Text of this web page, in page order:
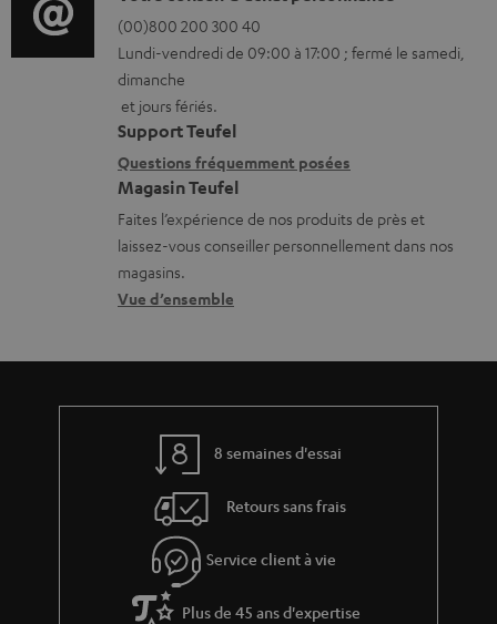
é
c
h
a
r
g
e
a
b
l
i
o
n
s
r
e
l
a
t
v
e
r
m
a
t
i
o
n
s
r
l
é
t
a
i
l
s
c
o
n
a
(00)800 200 300 40
Lundi-vendredi de 09:00 à 17:00 ; fermé le samedi,
dimanche
et jours fériés.
Support Teufel
Questions fréquemment posées
Magasin Teufel
Faites l’expérience de nos produits de près et
laissez-vous conseiller personnellement dans nos
magasins.
Vue d’ensemble
8 semaines d'essai
Retours sans frais
Service client à vie
Plus de 45 ans d'expertise